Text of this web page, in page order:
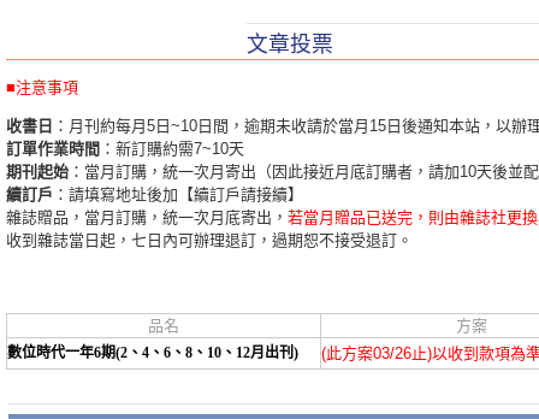
文章投票
■注意事項
收書日 ：月刊約每月5日~10日間，逾期未收請於當月15日後通知本站，以辦
訂單作業時間 ：新訂購約需7~10天
期刊起始 ：當月訂購，統一次月寄出（因此接近月底訂購者，請加10天後並
續訂戶 ：請填寫地址後加【續訂戶請接續】
雜誌贈品，當月訂購，統一次月底寄出， 若當月贈品已送完，則由雜誌社更
收到雜誌當日起，七日內可辦理退訂，過期恕不接受退訂。
品名 方案
數位時代一年6期(2、4、6、8、10、12月出刊) (此方案03/26止)以收到款項為